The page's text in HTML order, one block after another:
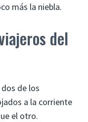
más la niebla.
del
de los
a la corriente
el otro.